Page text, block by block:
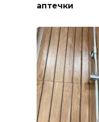
аптечки